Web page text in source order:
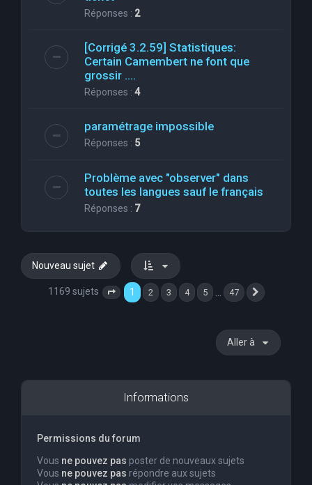
Réponses : 2
[Corrigé 3.2.59] Statistiques:
Certain Camembert ne font que
grossir ....
Réponses : 4
paramétrage impossible
Réponses : 5
Problème avec "observer" dans
toutes les langues sauf le français
Réponses : 7
Nouveau sujet
1169 sujets Page 1 sur47
1 2 3 4 5 47
Aller à
Informations
Permissions du forum
Vous ne pouvez pas poster de nouveaux sujets
Vous ne pouvez pas répondre aux sujets